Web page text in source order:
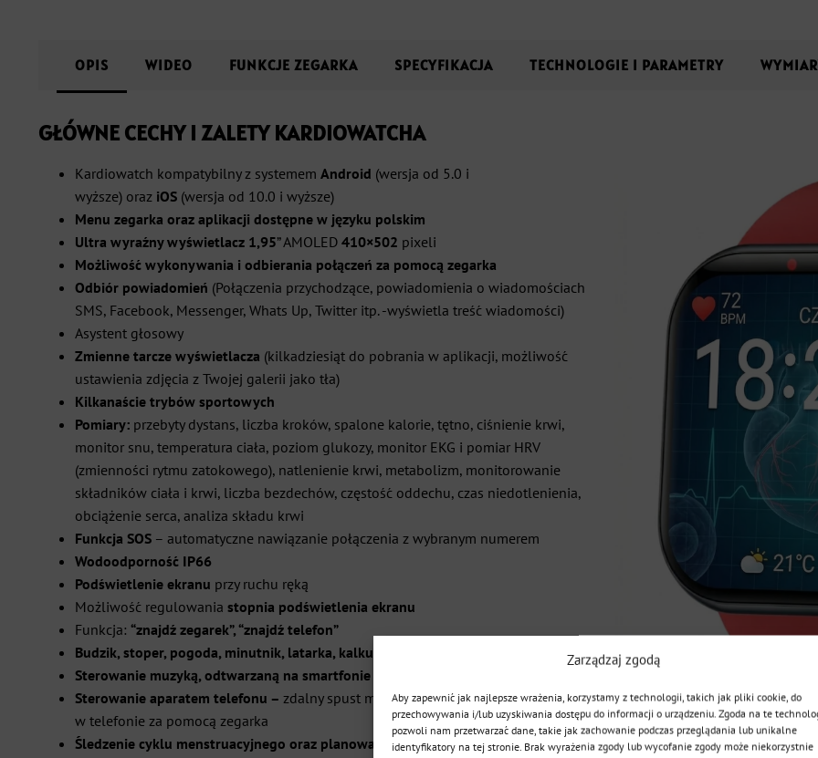
Zarządzaj zgodą
Aby zapewnić jak najlepsze wrażenia, korzystamy z technologii, takich jak pliki cookie, do
przechowywania i/lub uzyskiwania dostępu do informacji o urządzeniu. Zgoda na te
pozwoli nam przetwarzać dane, takie jak zachowanie podczas przeglądania lub unikalne
identyfikatory na tej stronie. Brak wyrażenia zgody lub wycofanie zgody może niekorzystnie
OPIS WIDEO FUNKCJE ZEGARKA SPECYFIKACJA TECHNOLOGIE I PARAMETRY
GŁÓWNE CECHY I ZALETY KARDIOWATCHA
Kardiowatch kompatybilny z systemem Android (wersja od 5.0 i
wyższe) oraz iOS (wersja od 10.0 i wyższe)
Menu zegarka oraz aplikacji dostępne w języku polskim
Ultra wyraźny wyświetlacz 1,95” AMOLED 410×502 pixeli
Możliwość wykonywania i odbierania połączeń za pomocą zegarka
Odbiór powiadomień (Połączenia przychodzące, powiadomienia o wiadomościach
SMS, Facebook, Messenger, Whats Up, Twitter itp. -wyświetla treść wiadomości)
Asystent głosowy
Zmienne tarcze wyświetlacza (kilkadziesiąt do pobrania w aplikacji, możliwość
ustawienia zdjęcia z Twojej galerii jako tła)
Kilkanaście trybów sportowych
Pomiary: przebyty dystans, liczba kroków, spalone kalorie, tętno, ciśnienie krwi,
monitor snu, temperatura ciała, poziom glukozy, monitor EKG i pomiar HRV
(zmienności rytmu zatokowego), natlenienie krwi, metabolizm, monitorowanie
składników ciała i krwi, liczba bezdechów, częstość oddechu, czas niedotlenienia,
obciążenie serca, analiza składu krwi
Funkcja SOS – automatyczne nawiązanie połączenia z wybranym numerem
Wodoodporność IP66
Podświetlenie ekranu przy ruchu ręką
Możliwość regulowania stopnia podświetlenia ekranu
Funkcja: “znajdź zegarek”, “znajdź telefon”
Budzik, stoper, pogoda, minutnik, latarka, kalkulator
Sterowanie muzyką, odtwarzaną na smartfonie
Sterowanie aparatem telefonu – zdalny spust migawki, pozwala na wykonanie zdjęcia
w telefonie za pomocą zegarka
Śledzenie cyklu menstruacyjnego oraz planowanie ciąży